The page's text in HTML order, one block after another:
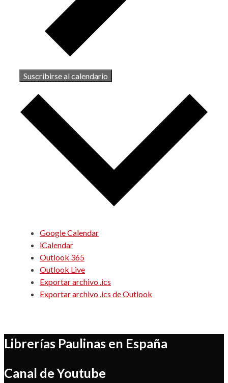
Suscribirse al calendario
Google Calendar
iCalendar
Outlook 365
Outlook Live
Exportar archivo .ics
Exportar archivo .ics de Outlook
Librerías Paulinas en España
Canal de Youtube